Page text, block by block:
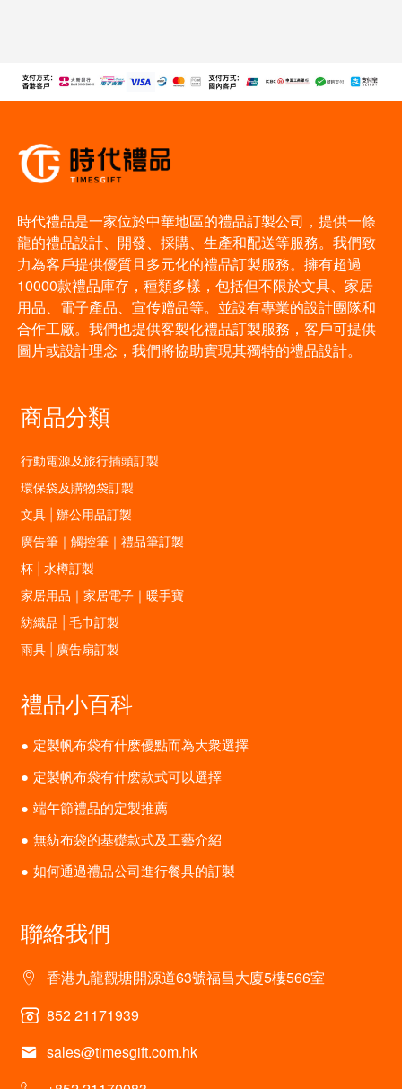
時代禮品是一家位於中華地區的禮品訂製公司，提供一條
龍的禮品設計、開發、採購、生產和配送等服務。我們致
力為客戶提供優質且多元化的禮品訂製服務。擁有超過
10000款禮品庫存，種類多樣，包括但不限於文具、家居
用品、電子產品、宣传赠品等。並設有專業的設計團隊和
合作工廠。我們也提供客製化禮品訂製服務，客戶可提供
圖片或設計理念，我們將協助實現其獨特的禮品設計。
商品分類
行動電源及旅行插頭訂製
環保袋及購物袋訂製
文具 | 辦公用品訂製
廣告筆｜觸控筆｜禮品筆訂製
杯 | 水樽訂製
家居用品｜家居電子｜暖手寶
紡織品 | 毛巾訂製
雨具 | 廣告扇訂製
禮品小百科
定製帆布袋有什麽優點而為大衆選擇
定製帆布袋有什麽款式可以選擇
端午節禮品的定製推薦
無紡布袋的基礎款式及工藝介紹
如何通過禮品公司進行餐具的訂製
聯絡我們
香港九龍觀塘開源道63號福昌大廈5樓566室
852 21171939
sales@timesgift.com.hk